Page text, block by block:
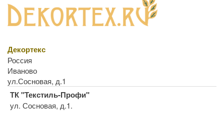
Декортекс
Россия
Иваново
ул.Сосновая, д.1
ТК "Текстиль-Профи"
ул. Сосновая, д.1.